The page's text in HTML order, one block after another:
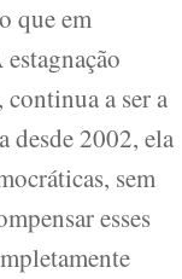
que em
a ser a
desde 2002, ela
sem
esses